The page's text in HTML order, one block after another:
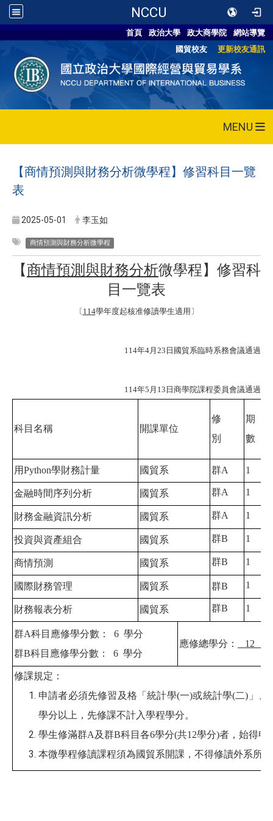
NCCU
首頁 政治大學 政大商學院
網站導覽
國貿校友
更新校友通訊
MENU
【商情預測與財務分析微學程】修習科目一覽
表
2025-05-01 李玉如
商情預測與財務分析微學程
【商情預測與財務分析微學程】修習科
目一覽表
〔 114學年度起核准修讀學生適用〕
114年4月 23 日國貿系臨時系務會議通過
114年5 月 13 日商學院課程委員會議通過
科目名稱 開課單位
修
別
期
數
用Python學財務計量 國貿系 群A 1
金融時間序列分析 國貿系 群A 1
財務金融資訊分析 國貿系 群A 1
投資與資產組合 國貿系 群B 1
商情預測 國貿系 群B 1
國際財務管理 國貿系 群B 1
財務報表分析 國貿系 群B 1
群A科目應修學分數： 6 學分
群B科目應修學分數： 6 學分
應修總學分： 12
修課規定：
申請者必須先修習及格「統計學(一)或統計學(二)」
學分以上，先修課不計入學程學分。
學生修滿群A及群B科目各6學分(共12學分)者，始得申
本微學程修讀課程須為國貿系開課，不得修讀外系所